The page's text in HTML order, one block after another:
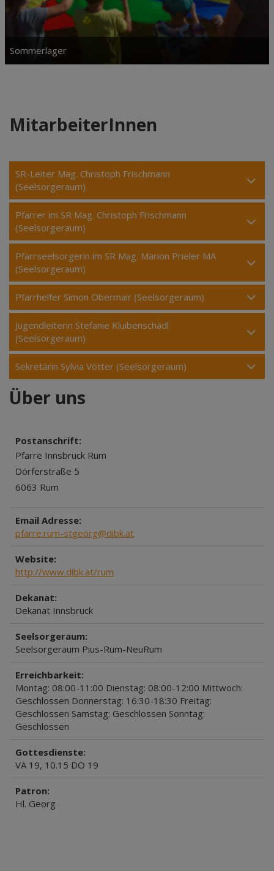
Sommerlager
MitarbeiterInnen
SR-Leiter Mag. Christoph Frischmann
(Seelsorgeraum)
Pfarrer im SR Mag. Christoph Frischmann
(Seelsorgeraum)
Pfarrseelsorgerin im SR Mag. Marion Prieler MA
(Seelsorgeraum)
Pfarrhelfer Simon Obermair (Seelsorgeraum)
Jugendleiterin Stefanie Kluibenschädl
(Seelsorgeraum)
Sekretärin Sylvia Vötter (Seelsorgeraum)
Über uns
Postanschrift:
Pfarre Innsbruck Rum
Dörferstraße 5
6063 Rum
Email Adresse:
pfarre.rum-stgeorg@dibk.at
Website:
http://www.dibk.at/rum
Dekanat:
Dekanat Innsbruck
Seelsorgeraum:
Seelsorgeraum Pius-Rum-NeuRum
Erreichbarkeit:
Montag: 08:00-11:00 Dienstag: 08:00-12:00 Mittwoch:
Geschlossen Donnerstag: 16:30-18:30 Freitag:
Geschlossen Samstag: Geschlossen Sonntag:
Geschlossen
Gottesdienste:
VA 19, 10.15 DO 19
Patron:
Hl. Georg